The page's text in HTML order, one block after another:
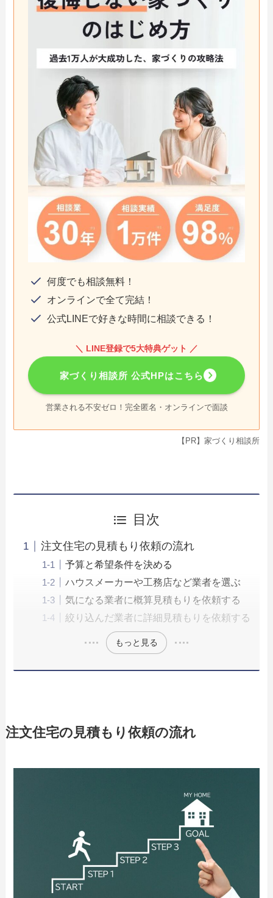
何度でも相談無料！
オンラインで全て完結！
公式LINEで好きな時間に相談できる！
＼ LINE登録で5大特典ゲット ／
家づくり相談所 公式HPはこちら
営業される不安ゼロ！完全匿名・オンラインで面談
【PR】家づくり相談所
目次
注文住宅の見積もり依頼の流れ
予算と希望条件を決める
ハウスメーカーや工務店など業者を選ぶ
気になる業者に概算見積もりを依頼する
絞り込んだ業者に詳細見積もりを依頼する
もっと見る
注文住宅の見積もり依頼の流れ